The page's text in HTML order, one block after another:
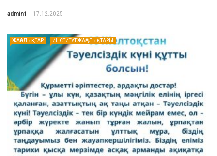
admin1 17.12.2025
ЖАҢАЛЫҚТАР ИНСТИТУТ ЖАҢАЛЫҚТАРЫ